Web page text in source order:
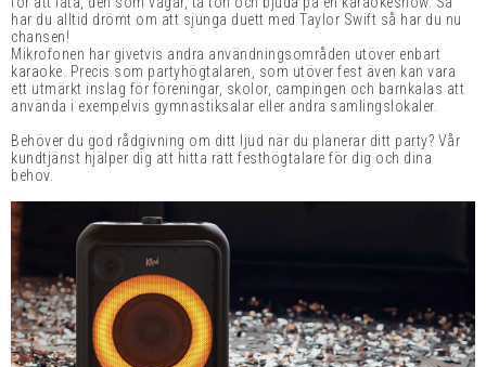
har du alltid drömt om att sjunga duett med Taylor Swift så har du nu
chansen!
Mikrofonen har givetvis andra användningsområden utöver enbart
karaoke. Precis som partyhögtalaren, som utöver fest även kan vara
ett utmärkt inslag för föreningar, skolor, campingen och barnkalas att
använda i exempelvis gymnastiksalar eller andra samlingslokaler.
Behöver du god rådgivning om ditt ljud när du planerar ditt party? Vår
kundtjänst hjälper dig att hitta rätt festhögtalare för dig och dina
behov.